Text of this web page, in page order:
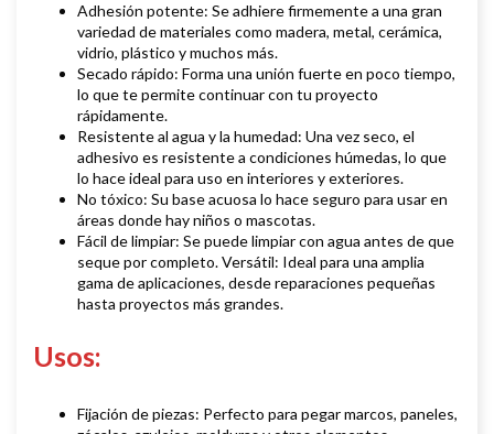
Adhesión potente: Se adhiere firmemente a una gran
variedad de materiales como madera, metal, cerámica,
vidrio, plástico y muchos más.
Secado rápido: Forma una unión fuerte en poco tiempo,
lo que te permite continuar con tu proyecto
rápidamente.
Resistente al agua y la humedad: Una vez seco, el
adhesivo es resistente a condiciones húmedas, lo que
lo hace ideal para uso en interiores y exteriores.
No tóxico: Su base acuosa lo hace seguro para usar en
áreas donde hay niños o mascotas.
Fácil de limpiar: Se puede limpiar con agua antes de que
seque por completo. Versátil: Ideal para una amplia
gama de aplicaciones, desde reparaciones pequeñas
hasta proyectos más grandes.
Usos:
Fijación de piezas: Perfecto para pegar marcos, paneles,